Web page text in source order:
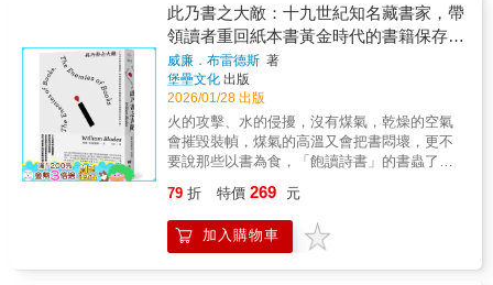
們打造的童書閱讀空間和活動。不論是童書作
者的故居、圖畫書角色化身為雕像的公園、彷
彿遊樂園的兒童圖書館、像精品店選品般的獨
立書店，或童書作者開設且與社區民眾密切互
動的童書店，讀完之後，令人立刻想收拾行李
出發探訪，或者馬上找一個空間，將喜愛的童
書內容化為真實布置，並把私房選書強力推薦
給其他人。作者周婉湘是幼兒教育學者、兒童
不輟的母親、一位熱愛旅行的觀察家。二十年
深入各種以童書為主角的文化場館與街區書
店，觀察故事的文本與圖像如何從平面轉為立
體，自印刷書頁漸漸渲染到實際空間的每個縫
藏書與電子書籍的爭論並非今日才有，但閱讀
的方式，從來不必只剩一種&hellip;&hellip; 在
法國鄉間的一座穀倉裡，阿爾維托・曼古埃爾
將萬卷藏書安置於木架之間，築起一座屬於自
己的圖書館。當夜色降臨，他帶領讀者在書海
中漫遊，講述世界各地藏書與圖書館的故事
&hellip;&hellip; ▍書系簡介 【OPEN精選】是
臺灣商務印書館於2025年推出的全新經典再造
書系。本系列從過去廣受好評的【OPEN】叢
書中，精挑細選出兼具思想深度與時代意義的
調整開本、重編版面與設計封面，並邀請重量
級學者或作家撰寫導讀，賦予經典全新的當代
生命力，讓經典不再遙遠，而成為今日社會的
此乃書之大敵：十九世紀知名藏書家，帶
領讀者重回紙本書黃金時代的書籍保存軼
事之旅。(二版)
威廉．布雷德斯 著
堡壘文化 出版
2026/01/28 出版
火的攻擊、水的侵擾，沒有煤氣，乾燥的空氣
會摧毀裝幀，煤氣的高溫又會把書悶壞，更不
要說那些以書為食，「飽讀詩書」的書蟲了。
得要面對無數的「書之大敵」！十九世紀知名
藏書家，帶你重訪沒有電腦、沒有網路的印刷
書興起初期，保存「紙本書」時所面臨的種種
79 折 特價 269 元
加入購物車